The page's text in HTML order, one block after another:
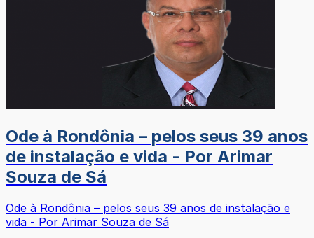
Ode à Rondônia – pelos seus 39 anos
de instalação e vida - Por Arimar
Souza de Sá
Ode à Rondônia – pelos seus 39 anos de instalação e
vida - Por Arimar Souza de Sá